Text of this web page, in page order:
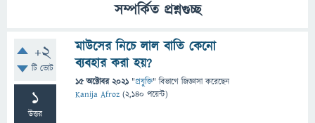
সম্পর্কিত প্রশ্নগুচ্ছ
+2
টি ভোট
1
উত্তর
মাউসের নিচে লাল বাতি কেনো
ব্যবহার করা হয়?
15 অক্টোবর 2021 "প্রযুক্তি" বিভাগে জিজ্ঞাসাকরেছেন
Kanija Afroz (2,140 পয়েন্ট)